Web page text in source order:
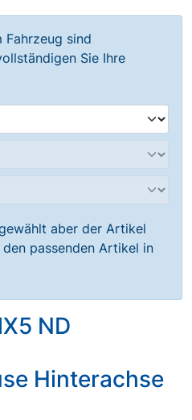
Fahrzeug sind
Sie Ihre
aber der Artikel
passenden Artikel in
ND
Hinterachse